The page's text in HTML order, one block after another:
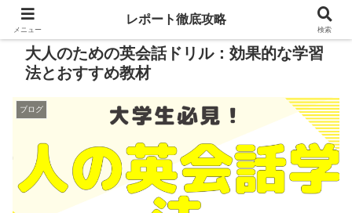
大人のための英会話ドリル：効果的な学習
法とおすすめ教材
ブログ
メニュー
レポート徹底攻略
検索